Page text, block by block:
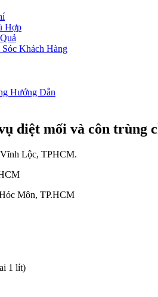
Hợp
Khách Hàng
Hướng Dẫn
diệt mối và côn trùng
Lộc, TPHCM.
Môn, TP.HCM
1 lít)